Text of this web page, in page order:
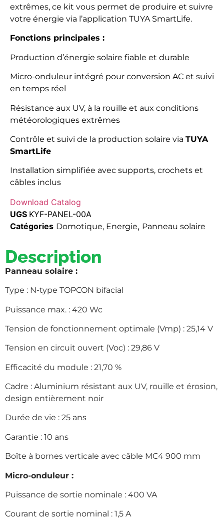
extrêmes, ce kit vous permet de produire et suivre
votre énergie via l’application TUYA SmartLife.
Fonctions principales :
Production d’énergie solaire fiable et durable
Micro-onduleur intégré pour conversion AC et suivi
en temps réel
Résistance aux UV, à la rouille et aux conditions
météorologiques extrêmes
Contrôle et suivi de la production solaire via TUYA
SmartLife
Installation simplifiée avec supports, crochets et
câbles inclus
Download Catalog
UGS KYF-PANEL-00A
Catégories Domotique, Energie, Panneau solaire
Description
Panneau solaire :
Type : N-type TOPCON bifacial
Puissance max. : 420 Wc
Tension de fonctionnement optimale (Vmp) : 25,14 V
Tension en circuit ouvert (Voc) : 29,86 V
Efficacité du module : 21,70 %
Cadre : Aluminium résistant aux UV, rouille et érosion,
design entièrement noir
Durée de vie : 25 ans
Garantie : 10 ans
Boîte à bornes verticale avec câble MC4 900 mm
Micro-onduleur :
Puissance de sortie nominale : 400 VA
Courant de sortie nominal : 1,5 A